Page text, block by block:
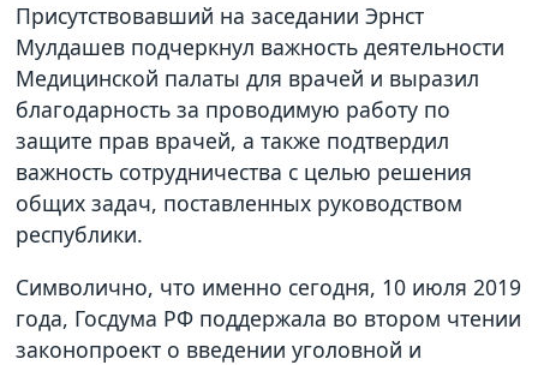
Присутствовавший на заседании Эрнст
Мулдашев подчеркнул важность деятельности
Медицинской палаты для врачей и выразил
благодарность за проводимую работу по
защите прав врачей, а также подтвердил
важность сотрудничества с целью решения
общих задач, поставленных руководством
республики.
Символично, что именно сегодня, 10 июля 2019
года, Госдума РФ поддержала во втором чтении
законопроект о введении уголовной и